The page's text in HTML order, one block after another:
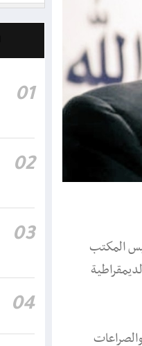
لرئيس المكتب
السياسية والصراعات
01:20
00:12
23:16
01
02
03
04